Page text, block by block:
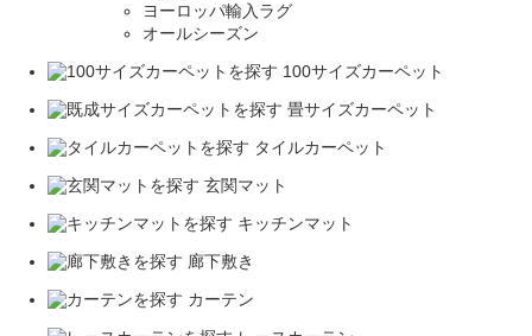
ヨーロッパ輸入ラグ
オールシーズン
100サイズカーペット
畳サイズカーペット
タイルカーペット
玄関マット
キッチンマット
廊下敷き
カーテン